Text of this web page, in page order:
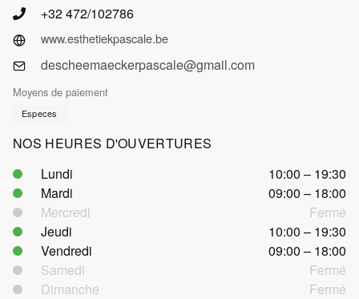
+32 472/102786
www.esthetiekpascale.be
descheemaeckerpascale@gmail.com
Moyens de paiement
Especes
NOS HEURES D'OUVERTURES
Lundi
10:00 – 19:30
Mardi
09:00 – 18:00
Mercredi
Fermé
Jeudi
10:00 – 19:30
Vendredi
09:00 – 18:00
Samedi
Fermé
Dimanche
Fermé